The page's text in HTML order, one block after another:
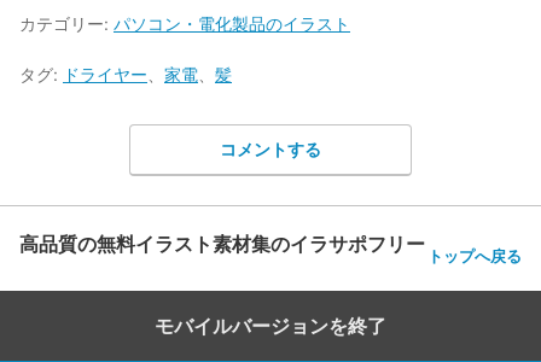
カテゴリー: パソコン・電化製品のイラスト
タグ: ドライヤー 家電 髪
コメントする
高品質の無料イラスト素材集のイラサポフリー トップへ戻る
モバイルバージョンを終了